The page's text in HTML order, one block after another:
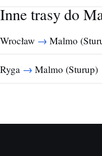
Inne trasy do
Wrocław → Malmo
Ryga → Malmo (Sturup)